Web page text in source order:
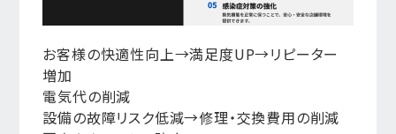
お客様の快適性向上→満足度UP→リピーター
増加
電気代の削減
設備の故障リスク低減→修理・交換費用の削減